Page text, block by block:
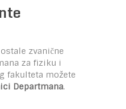
zvanične
za fiziku i
fakulteta možete
Departmana.